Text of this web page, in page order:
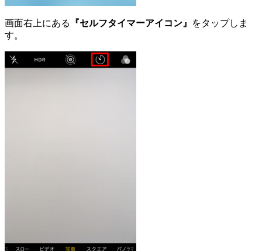
画面右上にある 『セルフタイマーアイコン』
をタップしま
す。